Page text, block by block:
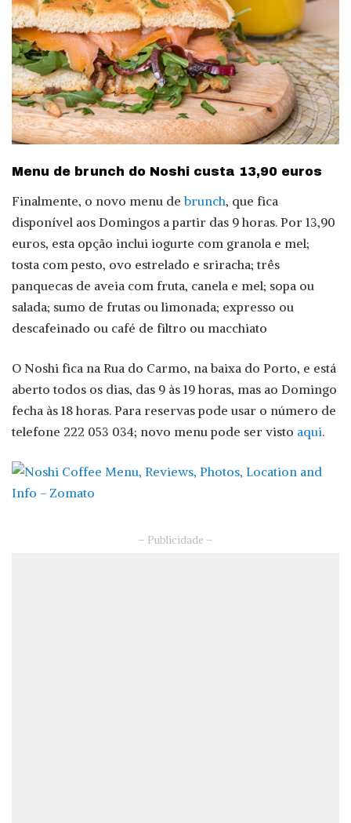
Menu de brunch do Noshi custa 13,90 euros
Finalmente, o novo menu debrunch, que fica
disponível aos Domingos a partir das 9 horas. Por 13,90
euros, esta opção inclui iogurte com granola e mel;
tosta com pesto, ovo estrelado e sriracha; três
panquecas de aveia com fruta, canela e mel; sopa ou
salada; sumo de frutas ou limonada; expresso ou
descafeinado ou café de filtro ou macchiato
O Noshi fica na Rua do Carmo, na baixa do Porto, e está
aberto todos os dias, das 9 às 19 horas, mas ao Domingo
fecha às 18 horas. Para reservas pode usar o número de
telefone 222 053 034; novo menu pode ser visto aqui.
– Publicidade –